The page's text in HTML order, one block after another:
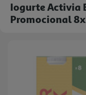
Iogurte Activia
Promocional